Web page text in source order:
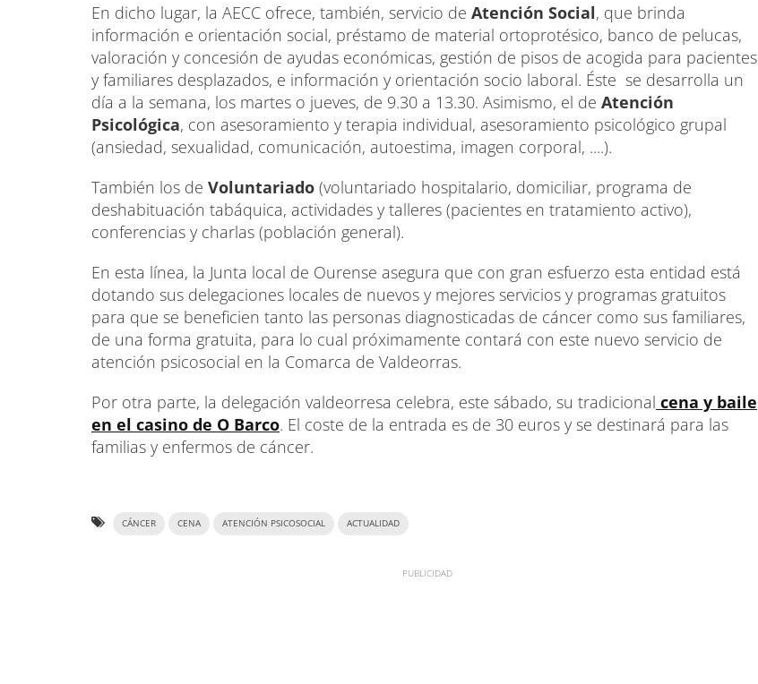
En dicho lugar, la AECC ofrece, también, servicio de Atención Social, que brinda
información e orientación social, préstamo de material ortoprotésico, banco de pelucas,
valoración y concesión de ayudas económicas, gestión de pisos de acogida para pacientes
y familiares desplazados, e información y orientación socio laboral. Éste se desarrolla un
día a la semana, los martes o jueves, de 9.30 a 13.30. Asimismo, el de Atención
Psicológica, con asesoramiento y terapia individual, asesoramiento psicológico grupal
(ansiedad, sexualidad, comunicación, autoestima, imagen corporal, ....).
También los de Voluntariado (voluntariado hospitalario, domiciliar, programa de
deshabituación tabáquica, actividades y talleres (pacientes en tratamiento activo),
conferencias y charlas (población general).
En esta línea, la Junta local de Ourense asegura que con gran esfuerzo esta entidad está
dotando sus delegaciones locales de nuevos y mejores servicios y programas gratuitos
para que se beneficien tanto las personas diagnosticadas de cáncer como sus familiares,
de una forma gratuita, para lo cual próximamente contará con este nuevo servicio de
atención psicosocial en la Comarca de Valdeorras.
Por otra parte, la delegación valdeorresa celebra, este sábado, su tradicional cena y baile
en el casino de O Barco. El coste de la entrada es de 30 euros y se destinará para las
familias y enfermos de cáncer.
CÁNCER CENA ATENCIÓN PSICOSOCIAL ACTUALIDAD